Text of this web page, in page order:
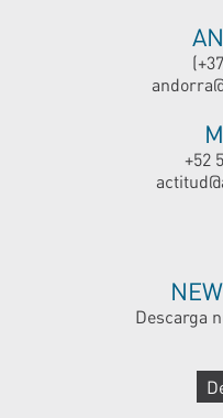
+52
Descarga